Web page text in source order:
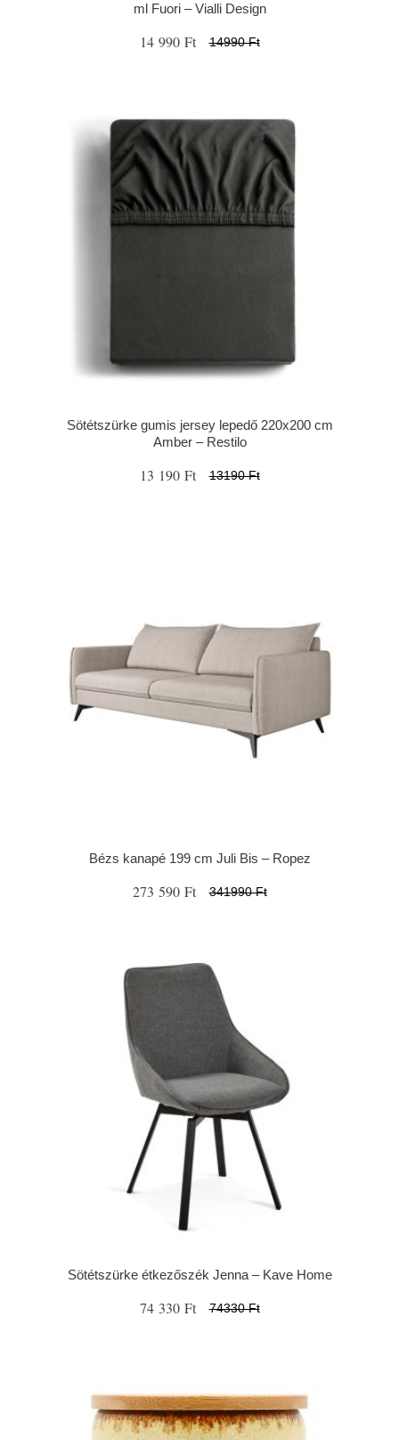
ml Fuori – Vialli Design
14 990 Ft 14990 Ft
Sötétszürke gumis jersey lepedő 220x200 cm
Amber – Restilo
13 190 Ft 13190 Ft
Bézs kanapé 199 cm Juli Bis – Ropez
273 590 Ft 341990 Ft
Sötétszürke étkezőszék Jenna – Kave Home
74 330 Ft 74330 Ft